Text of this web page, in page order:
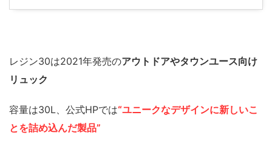
レジン30は2021年発売のアウトドアやタウンユース向け
リュック
容量は30L、公式HPでは“ユニークなデザインに新しいこ
とを詰め込んだ製品”